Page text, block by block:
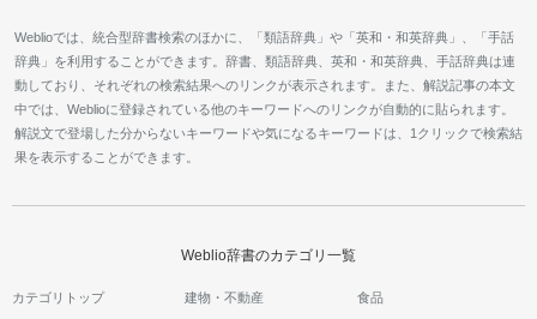
Weblioでは、統合型辞書検索のほかに、「類語辞典」や「英和・和英辞典」、「手話
辞典」を利用することができます。辞書、類語辞典、英和・和英辞典、手話辞典は連
動しており、それぞれの検索結果へのリンクが表示されます。また、解説記事の本文
中では、Weblioに登録されている他のキーワードへのリンクが自動的に貼られます。
解説文で登場した分からないキーワードや気になるキーワードは、1クリックで検索結
果を表示することができます。
Weblio辞書のカテゴリ一覧
カテゴリトップ 建物・不動産 食品